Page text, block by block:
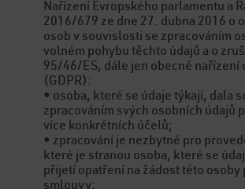
Nařízení Evropského parlamentu a
2016/679 ze dne 27. dubna 2016 o
osob v souvislosti se zpracováním
volném pohybu těchto údajů a o
95/46/ES, dále jen obecné nařízení
(GDPR):
• osoba, které se údaje týkají, dala
zpracováním svých osobních údajů
více konkrétních účelů;
• zpracování je nezbytné pro
které je stranou osoba, které se
přijetí opatření na žádost této osoby